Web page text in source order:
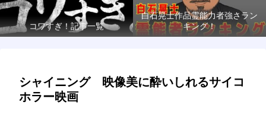
コワすぎ！記事一覧
白石晃士作品霊能力者強さラン
キング！
シャイニング 映像美に酔いしれるサイコ
ホラー映画